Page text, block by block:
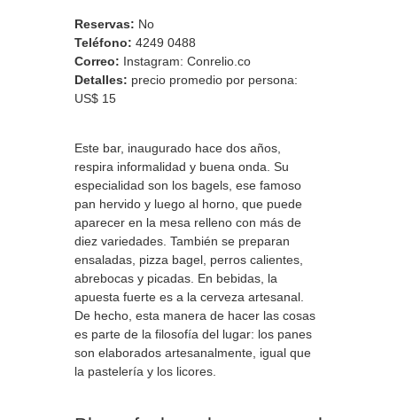
Reservas: No
Teléfono: 4249 0488
Correo: Instagram: Conrelio.co
Detalles: precio promedio por persona:
US$ 15
Este bar, inaugurado hace dos años,
respira informalidad y buena onda. Su
especialidad son los bagels, ese famoso
pan hervido y luego al horno, que puede
aparecer en la mesa relleno con más de
diez variedades. También se preparan
ensaladas, pizza bagel, perros calientes,
abrebocas y picadas. En bebidas, la
apuesta fuerte es a la cerveza artesanal.
De hecho, esta manera de hacer las cosas
es parte de la filosofía del lugar: los panes
son elaborados artesanalmente, igual que
la pastelería y los licores.